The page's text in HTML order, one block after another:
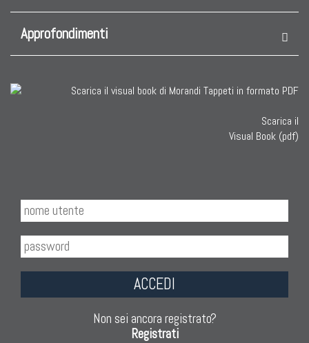
Approfondimenti
Scarica il
Visual Book (pdf)
ACCEDI
Non sei ancora registrato?
Registrati